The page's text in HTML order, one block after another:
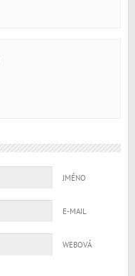
JMÉNO
E-MAIL
WEBOVÁ